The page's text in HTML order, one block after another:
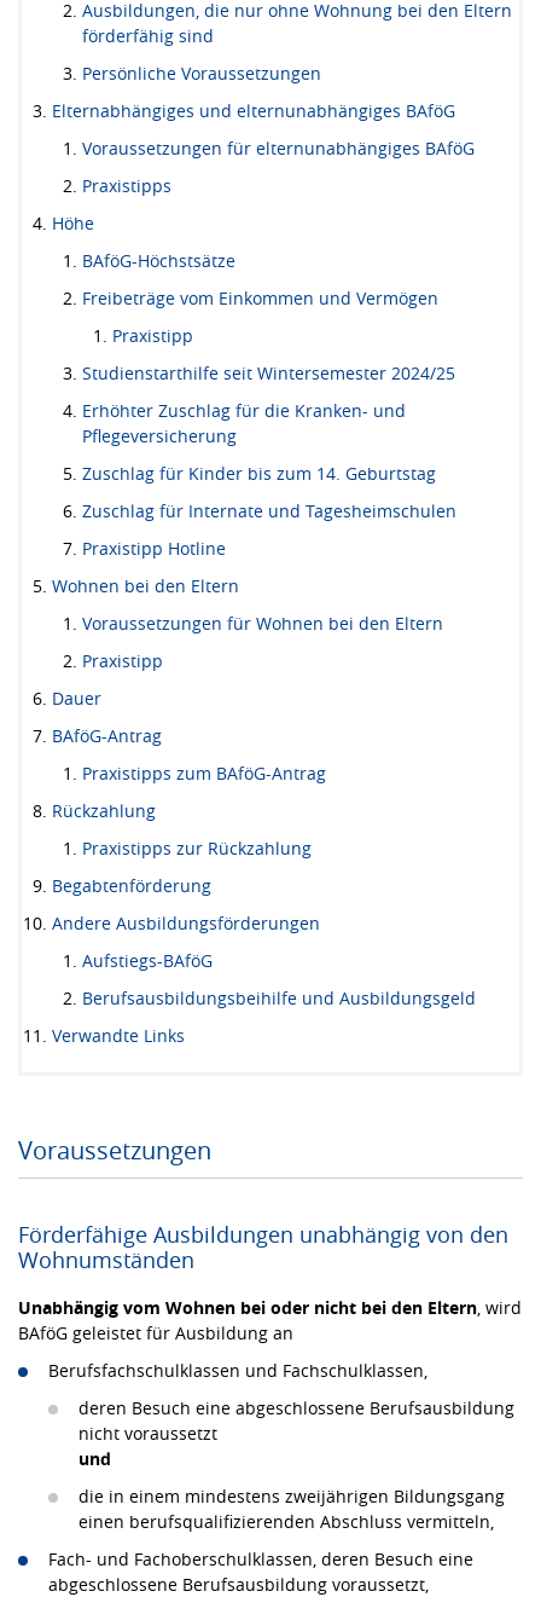
Ausbildungen, die nur ohne Wohnung bei den Eltern
förderfähig sind
Persönliche Voraussetzungen
Elternabhängiges und elternunabhängiges BAföG
Voraussetzungen für elternunabhängiges BAföG
Praxistipps
Höhe
BAföG-Höchstsätze
Freibeträge vom Einkommen und Vermögen
Praxistipp
Studienstarthilfe seit Wintersemester 2024/25
Erhöhter Zuschlag für die Kranken- und
Pflegeversicherung
Zuschlag für Kinder bis zum 14. Geburtstag
Zuschlag für Internate und Tagesheimschulen
Praxistipp Hotline
Wohnen bei den Eltern
Voraussetzungen für Wohnen bei den Eltern
Praxistipp
Dauer
BAföG-Antrag
Praxistipps zum BAföG-Antrag
Rückzahlung
Praxistipps zur Rückzahlung
Begabtenförderung
Andere Ausbildungsförderungen
Aufstiegs-BAföG
Berufsausbildungsbeihilfe und Ausbildungsgeld
Verwandte Links
Voraussetzungen
Förderfähige Ausbildungen unabhängig von den
Wohnumständen
Unabhängig vom Wohnen bei oder nicht bei den Eltern , wird
BAföG geleistet für Ausbildung an
Berufsfachschulklassen und Fachschulklassen,
deren Besuch eine abgeschlossene Berufsausbildung
nicht voraussetzt
und
die in einem mindestens zweijährigen Bildungsgang
einen berufsqualifizierenden Abschluss vermitteln,
Fach- und Fachoberschulklassen, deren Besuch eine
abgeschlossene Berufsausbildung voraussetzt,